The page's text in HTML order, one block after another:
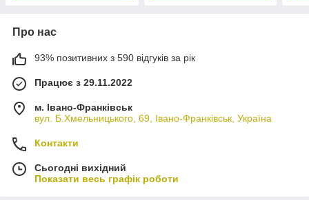
Про нас
93% позитивних з 590 відгуків за рік
Працює з 29.11.2022
м. Івано-Франківськ
вул. Б.Хмельницького, 69, Івано-Франківськ, Україна
Контакти
Сьогодні вихідний
Показати весь графік роботи